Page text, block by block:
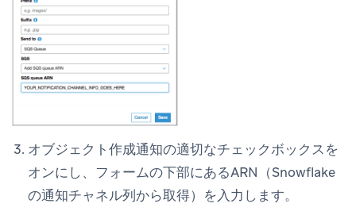
オブジェクト作成通知の適切なチェックボックスを
オンにし、フォームの下部にあるARN（Snowflake
の通知チャネル列から取得）を入力します。